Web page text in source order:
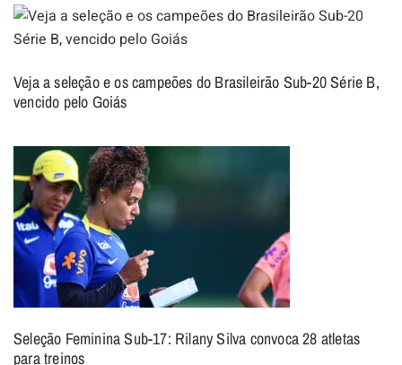
Veja a seleção e os campeões do Brasileirão Sub-20 Série B,
vencido pelo Goiás
Seleção Feminina Sub-17: Rilany Silva convoca 28 atletas
para treinos